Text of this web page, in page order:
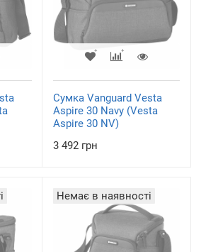
Сумка Vanguard Vesta
Aspire 30 Navy (Vesta
Aspire 30 NV)
3 492 грн
Немає в наявності